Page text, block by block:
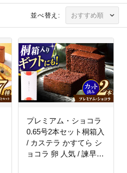
並べ替え:
プレミアム・ショコラ
0.65号2本セット桐箱入
/ カステラ かすてら シ
ョコラ 卵 人気 / 諫早市